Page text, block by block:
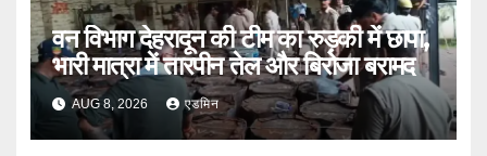
वन विभाग देहरादून की टीम का रुड़की में छापा,
भारी मात्रा में तारपीन तेल और बिरोजा बरामद
AUG 8, 2026 एडमिन